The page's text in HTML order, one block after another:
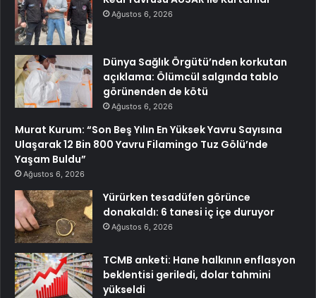
Ağustos 6, 2026
Dünya Sağlık Örgütü’nden korkutan
açıklama: Ölümcül salgında tablo
görünenden de kötü
Ağustos 6, 2026
Murat Kurum: “Son Beş Yılın En Yüksek Yavru Sayısına
Ulaşarak 12 Bin 800 Yavru Filamingo Tuz Gölü’nde
Yaşam Buldu”
Ağustos 6, 2026
Yürürken tesadüfen görünce
donakaldı: 6 tanesi iç içe duruyor
Ağustos 6, 2026
TCMB anketi: Hane halkının enflasyon
beklentisi geriledi, dolar tahmini
yükseldi